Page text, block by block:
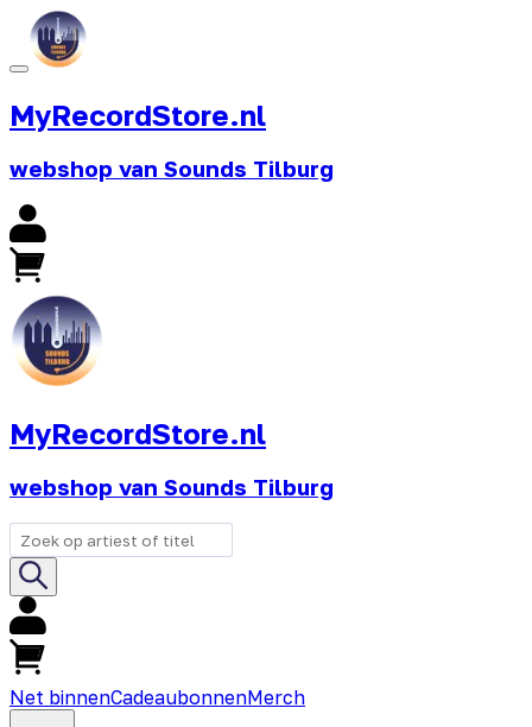
MyRecordStore.nl
webshop van Sounds Tilburg
MyRecordStore.nl
webshop van Sounds Tilburg
Net binnenCadeaubonnenMerch